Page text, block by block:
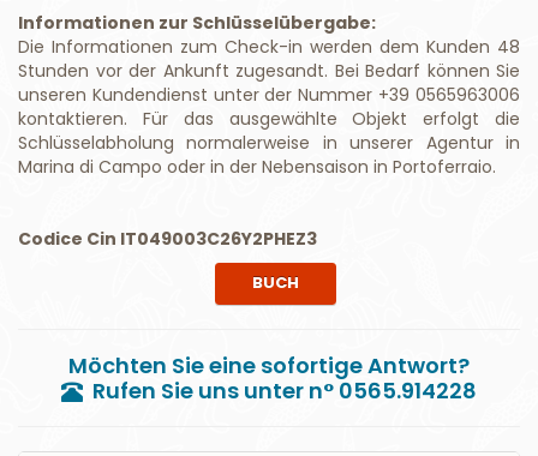
Informationen zur Schlüsselübergabe:
Die Informationen zum Check-in werden dem Kunden 48
Stunden vor der Ankunft zugesandt. Bei Bedarf können Sie
unseren Kundendienst unter der Nummer +39 0565963006
kontaktieren. Für das ausgewählte Objekt erfolgt die
Schlüsselabholung normalerweise in unserer Agentur in
Marina di Campo oder in der Nebensaison in Portoferraio.
Codice Cin IT049003C26Y2PHEZ3
BUCH
Möchten Sie eine sofortige Antwort?
Rufen Sie uns unter n° 0565.914228